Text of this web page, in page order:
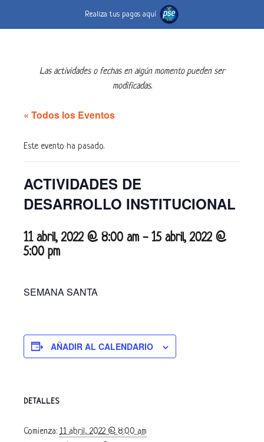
Realiza tus pagos aquí
Las actividades o fechas en algún momento pueden ser
modificadas.
« Todos los Eventos
Este evento ha pasado.
ACTIVIDADES DE
DESARROLLO INSTITUCIONAL
11 abril, 2022 @ 8:00 am - 15 abril, 2022 @
5:00 pm
SEMANA SANTA
AÑADIR AL CALENDARIO
DETALLES
Comienza: 11 abril, 2022 @ 8:00 am